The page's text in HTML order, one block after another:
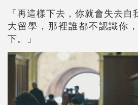
「再這樣下去，你就會失去
大留學，那裡誰都不認識你
下。」